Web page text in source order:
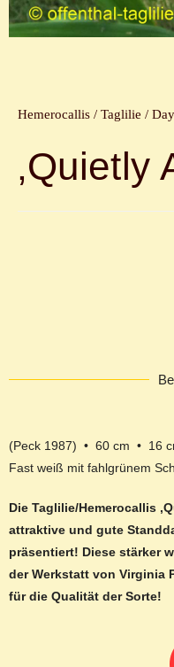
Hemerocallis / Taglilie /
‚Quietly
(Peck 1987) • 60 cm •
Fast weiß mit fahlgrünem
Die Taglilie/Hemerocallis
attraktive und gute
präsentiert! Diese stärker
der Werkstatt von Virginia
für die Qualität der Sorte!